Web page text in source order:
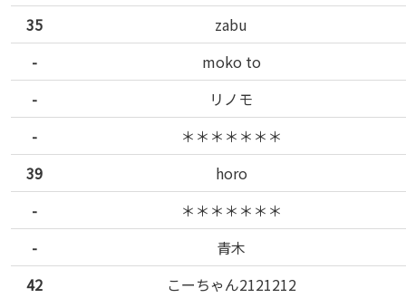
35
zabu
-
moko to
-
リノモ
-
＊＊＊＊＊＊＊
39
horo
-
＊＊＊＊＊＊＊
-
青木
42
こーちゃん2121212